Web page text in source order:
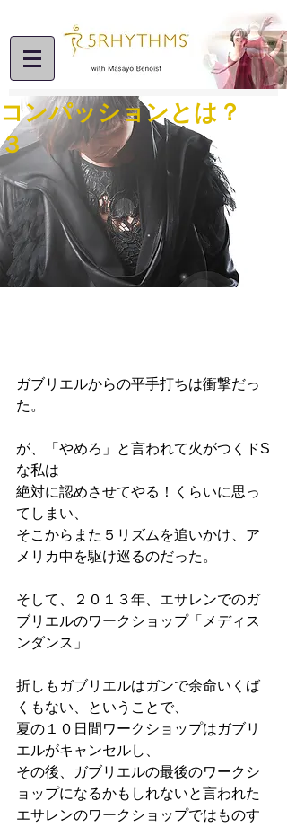
コンパッションとは？
３
ガブリエルからの平手打ちは衝撃だっ
た。
が、「やめろ」と言われて火がつくドS
な私は
絶対に認めさせてやる！くらいに思っ
てしまい、
そこからまた５リズムを追いかけ、ア
メリカ中を駆け巡るのだった。
そして、２０１３年、エサレンでのガ
ブリエルのワークショップ「メディス
ンダンス」
折しもガブリエルはガンで余命いくば
くもない、ということで、
夏の１０日間ワークショップはガブリ
エルがキャンセルし、
その後、ガブリエルの最後のワークシ
ョップになるかもしれないと言われた
エサレンのワークショップではものす